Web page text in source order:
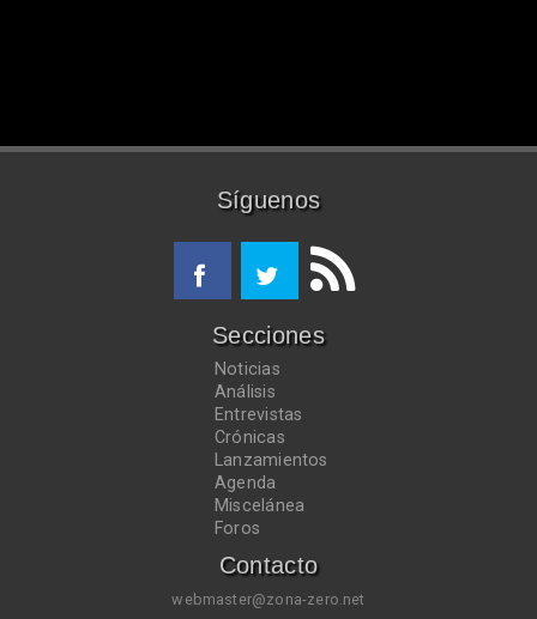
Síguenos
Secciones
Noticias
Análisis
Entrevistas
Crónicas
Lanzamientos
Agenda
Miscelánea
Foros
Contacto
webmaster@zona-zero.net